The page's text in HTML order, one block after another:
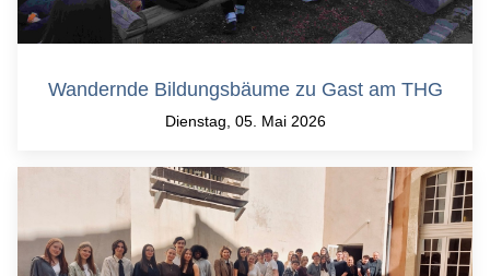
Wandernde Bildungsbäume zu Gast am THG
Dienstag, 05. Mai 2026